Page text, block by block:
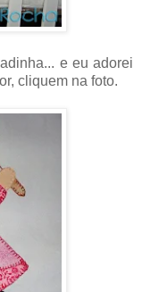
e eu adorei
cliquem na foto.